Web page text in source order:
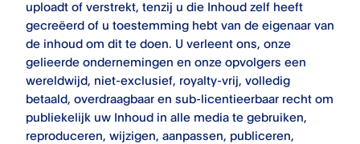
uploadt of verstrekt, tenzij u die Inhoud zelf heeft
gecreëerd of u toestemming hebt van de eigenaar van
de inhoud om dit te doen. U verleent ons, onze
gelieerde ondernemingen en onze opvolgers een
wereldwijd, niet-exclusief, royalty-vrij, volledig
betaald, overdraagbaar en sub-licentieerbaar recht om
publiekelijk uw Inhoud in alle media te gebruiken,
reproduceren, wijzigen, aanpassen, publiceren,